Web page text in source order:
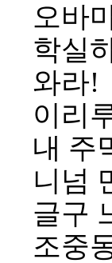
오바
학실
와라!
이리
내 주
니넘
글구
조중